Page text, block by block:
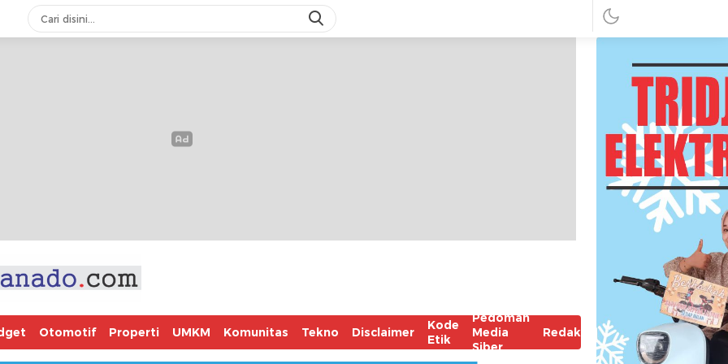
Otomotif Properti UMKM Komunitas Tekno Disclaimer
Kode
Etik
Pedoman
Media
Siber
Redaksi